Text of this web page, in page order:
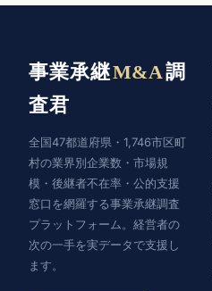
事業承継M&A調
査君
全国47都道府県・1,746市区町
村の業界別企業数・市場規
模・後継者不在率・公的支援
窓口を網羅する事業承継調査
プラットフォーム。経営者の
次の一手を実データで支援し
ます。